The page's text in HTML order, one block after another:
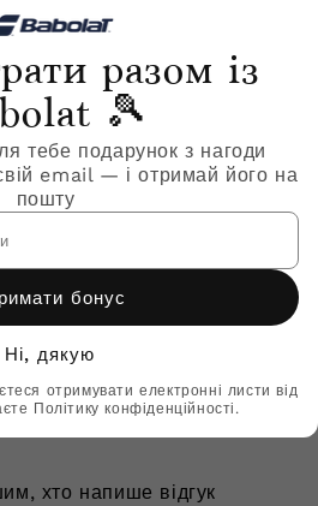
3
хто напише відгук
разом із
🎾
тебе подарунок з нагоди
email — і отримай його на
пошту
бонус
Ні, дякую
отримувати електронні листи від
Політику конфіденційності.